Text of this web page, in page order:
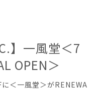
】一風堂＜7
OPEN＞
＜一風堂＞がRENEWA